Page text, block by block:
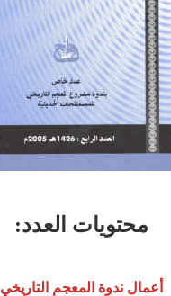
محتويات العدد:
أعمال ندوة المعجم التاريخي